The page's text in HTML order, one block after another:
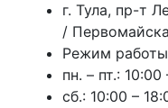
г. Тула, пр-т
/
Режим работы
пн. – пт.: 10:00
сб.: 10:00 –